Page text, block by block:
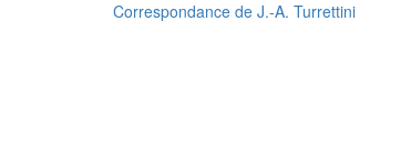
Correspondance de J.-A. Turrettini